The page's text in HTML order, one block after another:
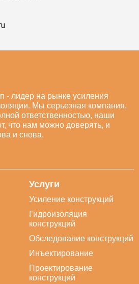
- лидер на рынке усиления
Мы серьезная компания,
ответственностью, наши
что нам можно доверять, и
и снова.
Услуги
Усиление конструкций
Гидроизоляция
конструкций
Обследование конструкций
Инъектирование
Проектирование
конструкций